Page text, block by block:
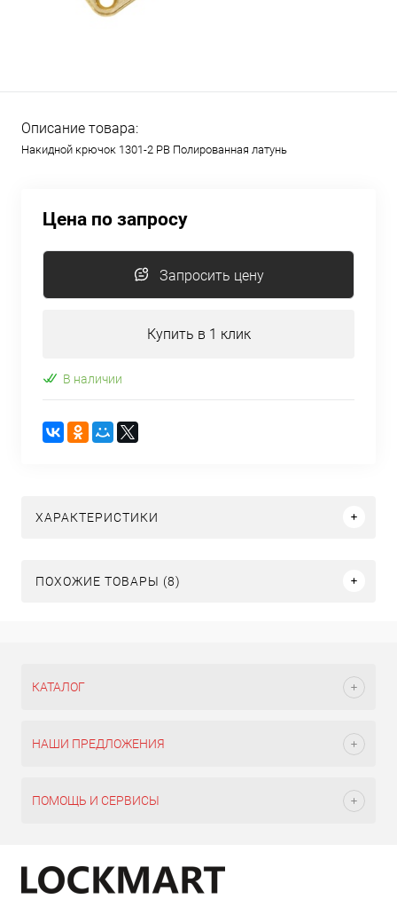
Описание товара:
Накидной крючок 1301-2 PB Полированная латунь
Цена по запросу
Запросить цену
Купить в 1 клик
В наличии
ХАРАКТЕРИСТИКИ
ПОХОЖИЕ ТОВАРЫ (8)
КАТАЛОГ
НАШИ ПРЕДЛОЖЕНИЯ
ПОМОЩЬ И СЕРВИСЫ